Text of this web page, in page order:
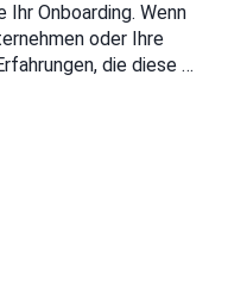
Ihr Onboarding. Wenn
oder Ihre
die diese …